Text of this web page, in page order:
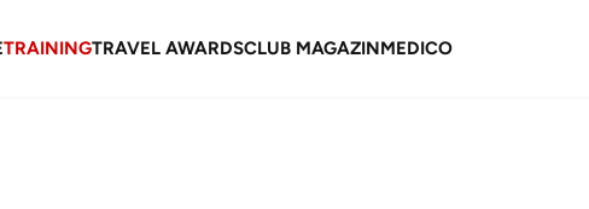
TRAININGTRAVEL AWARDSCLUB MAGAZINMEDICO